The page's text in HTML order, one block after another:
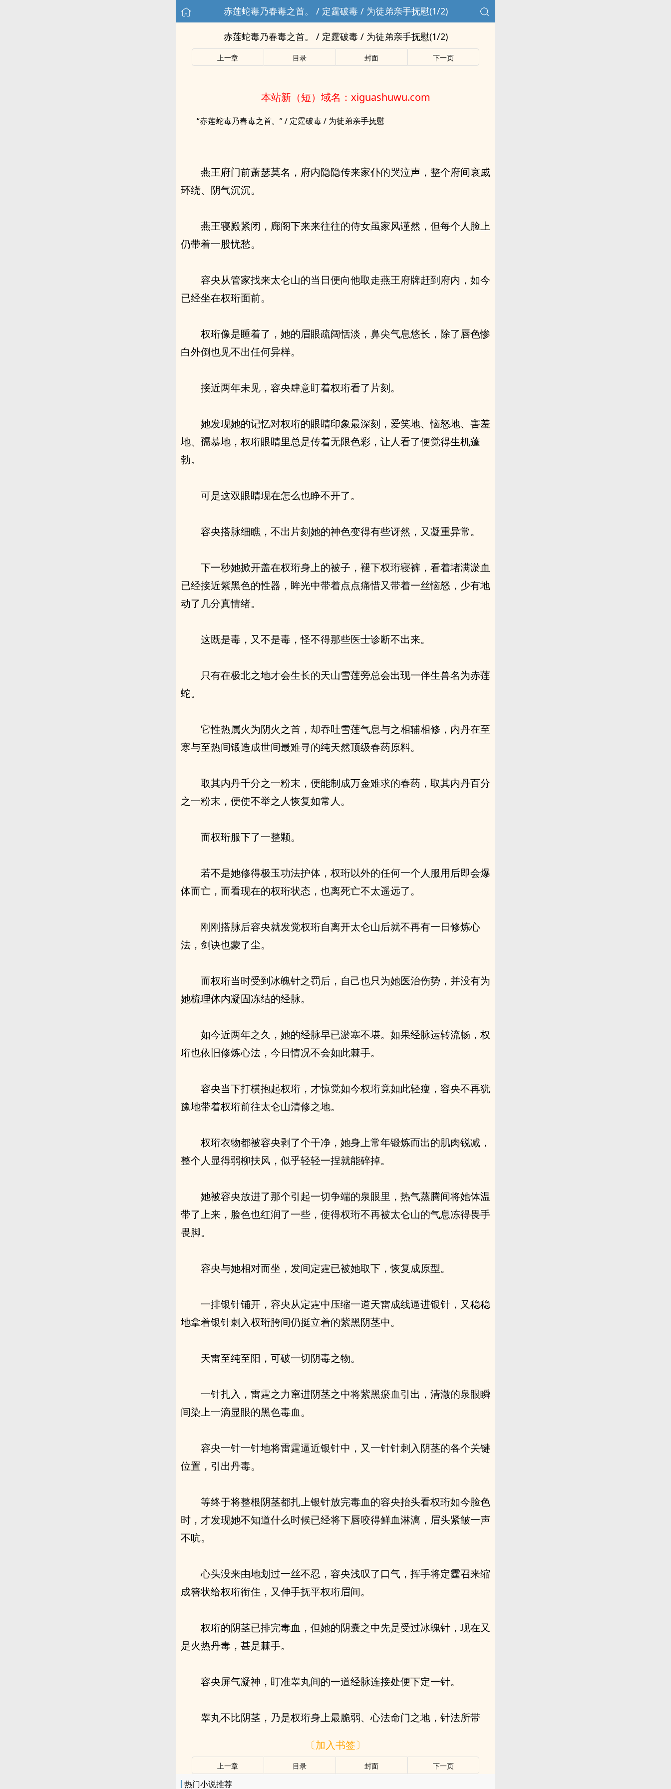
赤莲蛇毒乃春毒之首。 / 定霆破毒 / 为徒弟亲手抚慰(1/2)
赤莲蛇毒乃春毒之首。 / 定霆破毒 / 为徒弟亲手抚慰(1/2)
上一章 目录 封面 下一页
本站新（短）域名：xiguashuwu.com
“赤莲蛇毒乃春毒之首。” / 定霆破毒 / 为徒弟亲手抚慰
燕王府门前萧瑟莫名，府内隐隐传来家仆的哭泣声，整个府间哀戚
环绕、阴气沉沉。
燕王寝殿紧闭，廊阁下来来往往的侍女虽家风谨然，但每个人脸上
仍带着一股忧愁。
容央从管家找来太仑山的当日便向他取走燕王府牌赶到府内，如今
已经坐在权珩面前。
权珩像是睡着了，她的眉眼疏阔恬淡，鼻尖气息悠长，除了唇色惨
白外倒也见不出任何异样。
接近两年未见，容央肆意盯着权珩看了片刻。
她发现她的记忆对权珩的眼睛印象最深刻，爱笑地、恼怒地、害羞
地、孺慕地，权珩眼睛里总是传着无限色彩，让人看了便觉得生机蓬
勃。
可是这双眼睛现在怎么也睁不开了。
容央搭脉细瞧，不出片刻她的神色变得有些讶然，又凝重异常。
下一秒她掀开盖在权珩身上的被子，褪下权珩寝裤，看着堵满淤血
已经接近紫黑色的性器，眸光中带着点点痛惜又带着一丝恼怒，少有地
动了几分真情绪。
这既是毒，又不是毒，怪不得那些医士诊断不出来。
只有在极北之地才会生长的天山雪莲旁总会出现一伴生兽名为赤莲
蛇。
它性热属火为阴火之首，却吞吐雪莲气息与之相辅相修，内丹在至
寒与至热间锻造成世间最难寻的纯天然顶级春药原料。
取其内丹千分之一粉末，便能制成万金难求的春药，取其内丹百分
之一粉末，便使不举之人恢复如常人。
而权珩服下了一整颗。
若不是她修得极玉功法护体，权珩以外的任何一个人服用后即会爆
体而亡，而看现在的权珩状态，也离死亡不太遥远了。
刚刚搭脉后容央就发觉权珩自离开太仑山后就不再有一日修炼心
法，剑诀也蒙了尘。
而权珩当时受到冰魄针之罚后，自己也只为她医治伤势，并没有为
她梳理体内凝固冻结的经脉。
如今近两年之久，她的经脉早已淤塞不堪。如果经脉运转流畅，权
珩也依旧修炼心法，今日情况不会如此棘手。
容央当下打横抱起权珩，才惊觉如今权珩竟如此轻瘦，容央不再犹
豫地带着权珩前往太仑山清修之地。
权珩衣物都被容央剥了个干净，她身上常年锻炼而出的肌肉锐减，
整个人显得弱柳扶风，似乎轻轻一捏就能碎掉。
她被容央放进了那个引起一切争端的泉眼里，热气蒸腾间将她体温
带了上来，脸色也红润了一些，使得权珩不再被太仑山的气息冻得畏手
畏脚。
容央与她相对而坐，发间定霆已被她取下，恢复成原型。
一排银针铺开，容央从定霆中压缩一道天雷成线逼进银针，又稳稳
地拿着银针刺入权珩胯间仍挺立着的紫黑阴茎中。
天雷至纯至阳，可破一切阴毒之物。
一针扎入，雷霆之力窜进阴茎之中将紫黑瘀血引出，清澈的泉眼瞬
间染上一滴显眼的黑色毒血。
容央一针一针地将雷霆逼近银针中，又一针针刺入阴茎的各个关键
位置，引出丹毒。
等终于将整根阴茎都扎上银针放完毒血的容央抬头看权珩如今脸色
时，才发现她不知道什么时候已经将下唇咬得鲜血淋漓，眉头紧皱一声
不吭。
心头没来由地划过一丝不忍，容央浅叹了口气，挥手将定霆召来缩
成簪状给权珩衔住，又伸手抚平权珩眉间。
权珩的阴茎已排完毒血，但她的阴囊之中先是受过冰魄针，现在又
是火热丹毒，甚是棘手。
容央屏气凝神，盯准睾丸间的一道经脉连接处便下定一针。
睾丸不比阴茎，乃是权珩身上最脆弱、心法命门之地，针法所带
〔加入书签〕
上一章 目录 封面 下一页
热门小说推荐